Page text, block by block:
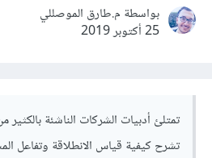
بواسطة م.طارق الموصللي
25 أكتوبر 2019
تمتلئ أدبيات الشركات الناشئة بالكثير
تشرح كيفية قياس الانطلاقة وتفاعل